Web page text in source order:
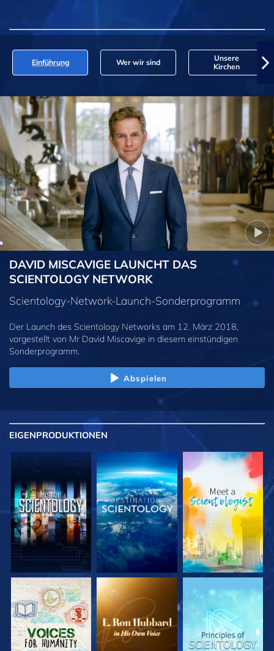
Einführung Wer wir sind
Unsere
Kirchen
DAVID MISCAVIGE LAUNCHT DAS
SCIENTOLOGY NETWORK
Scientology-Network-Launch-Sonderprogramm
Der Launch des Scientology Networks am 12. März 2018,
vorgestellt von Mr David Miscavige in diesem einstündigen
Sonderprogramm.
Abspielen
EIGENPRODUKTIONEN
SERIE
ENTDECKEN
SERIE
ENTDECKEN
SERIE
ENTDECKEN